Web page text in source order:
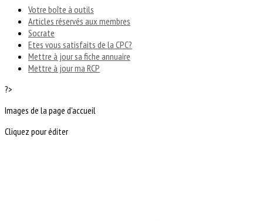
Votre boîte à outils
Articles réservés aux membres
Socrate
Etes vous satisfaits de la CPC?
Mettre à jour sa fiche annuaire
Mettre à jour ma RCP
?>
Images de la page d'accueil
Cliquez pour éditer